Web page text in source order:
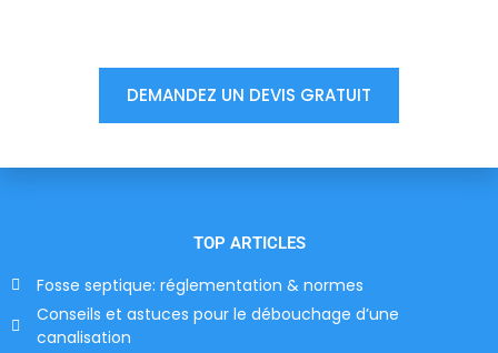
DEMANDEZ UN DEVIS GRATUIT
TOP ARTICLES
Fosse septique: réglementation & normes
Conseils et astuces pour le débouchage d’une
canalisation